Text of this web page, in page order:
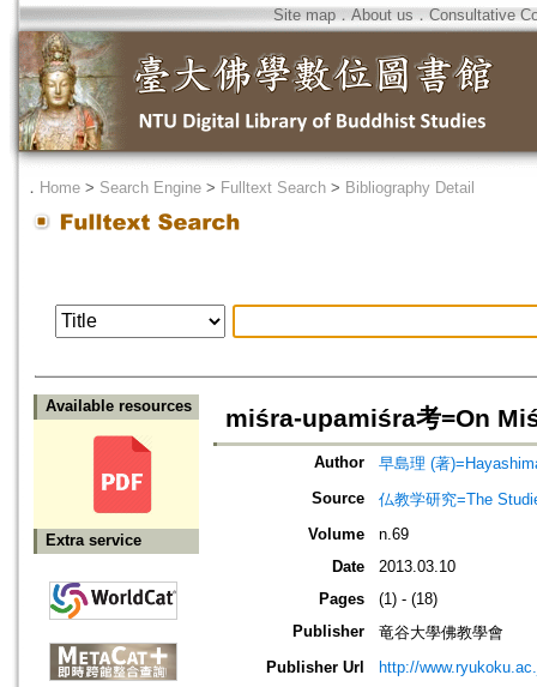
Site map．About us ． Consultative
． Home > Search Engine > Fulltext Search > Bibliography Detail
Available resources
Extra service
miśra-upamiśra考=On
Author
早島理 (著
Source
仏教学研究=The
Volume
n.69
Date
2013.03.10
Pages
(1) - (18)
Publisher
竜谷大學佛教學會
Publisher Url
http://